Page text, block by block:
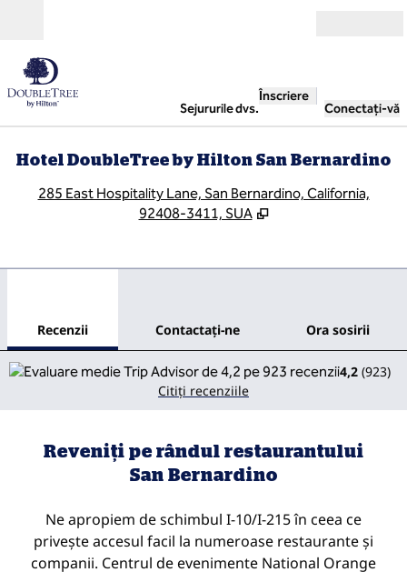
Sejururile dvs.
Înscriere
Conectați-vă
Hotel DoubleTree by Hilton San Bernardino
285 East Hospitality Lane, San Bernardino, California,
92408-3411, SUA
Recenzii Contactaţi-ne Ora sosirii
4,2 (923)
Citiți recenziile
Reveniți pe rândul restaurantului
San Bernardino
Ne apropiem de schimbul I-10/I-215 în ceea ce
privește accesul facil la numeroase restaurante și
companii. Centrul de evenimente National Orange